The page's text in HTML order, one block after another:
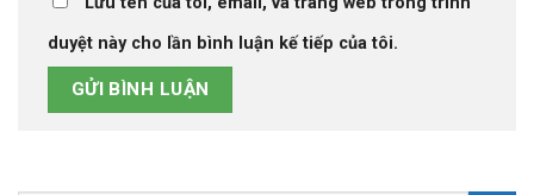
duyệt này cho lần bình luận kế tiếp của tôi.